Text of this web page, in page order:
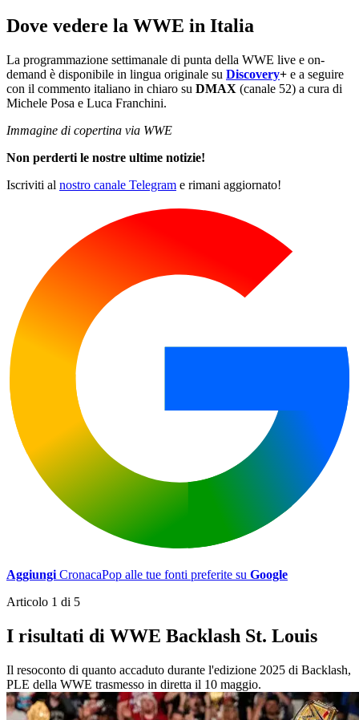
Dove vedere la WWE in Italia
La programmazione settimanale di punta della WWE live e on-
demand è disponibile in lingua originale su Discovery+ e a seguire
con il commento italiano in chiaro su DMAX (canale 52) a cura di
Michele Posa e Luca Franchini.
Immagine di copertina via WWE
Non perderti le nostre ultime notizie!
Iscriviti al nostro canale Telegram e rimani aggiornato!
Aggiungi CronacaPop alle tue fonti preferite su Google
Articolo 1 di 5
I risultati di WWE Backlash St. Louis
Il resoconto di quanto accaduto durante l'edizione 2025 di Backlash,
PLE della WWE trasmesso in diretta il 10 maggio.